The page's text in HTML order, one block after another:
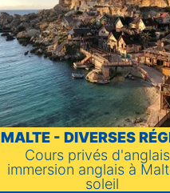
MALTE - DIVERSES
Cours privés
immersion anglais à
soleil